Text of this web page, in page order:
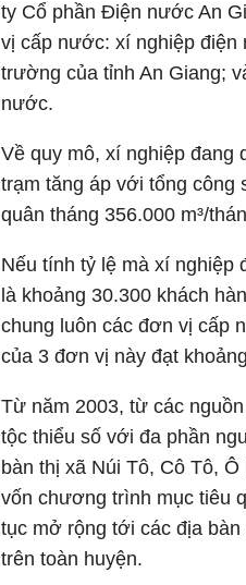
ty Cổ phần Điện nước An
vị cấp nước: xí nghiệp điện
trường của tỉnh An Giang;
nước.
Về quy mô, xí nghiệp đang
trạm tăng áp với tổng công
quân tháng 356.000 m³/
Nếu tính tỷ lệ mà xí nghiệp
là khoảng 30.300 khách
chung luôn các đơn vị cấp
của 3 đơn vị này đạt
Từ năm 2003, từ các
tộc thiểu số với đa phần
bàn thị xã Núi Tô, Cô Tô,
vốn chương trình mục tiêu
tục mở rộng tới các địa
trên toàn huyện.